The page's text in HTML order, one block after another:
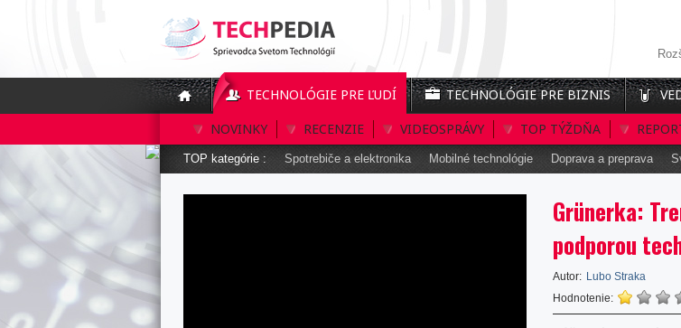
TECHNOLÓGIE PRE ĽUDÍ TECHNOLÓGIE PRE BIZNIS
NOVINKY
RECENZIE VIDEOSPRÁVY TOP TÝŽDŇA
TOP kategórie : Spotrebiče a elektronika Mobilné technológie Doprava a preprava
Prvý interaktívny 3D
Grünerka:
podporou
Autor: Lubo Straka
Hodnotenie: